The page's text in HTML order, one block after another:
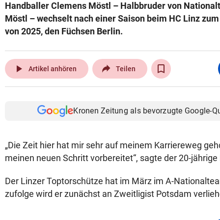
Handballer Clemens Möstl – Halbbruder von
Möstl – wechselt nach einer Saison beim HC Linz
von 2025, den Füchsen Berlin.
play_arrow Artikel anhören Teilen
Kronen Zeitung als bevorzugte Google-
„Die Zeit hier hat mir sehr auf meinem Karriereweg
meinen neuen Schritt vorbereitet“, sagte der 20-
Der Linzer Toptorschütze hat im März im A-
zufolge wird er zunächst an Zweitligist Potsdam